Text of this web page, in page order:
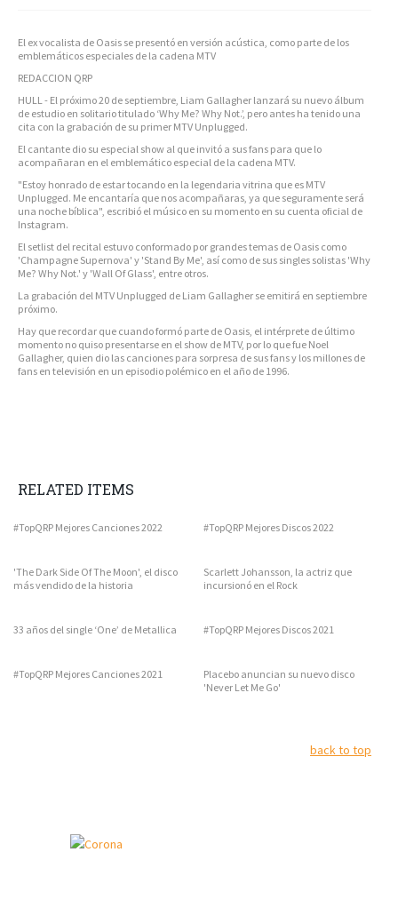
El ex vocalista de Oasis se presentó en versión acústica, como parte de los
emblemáticos especiales de la cadena MTV
REDACCION QRP
HULL - El próximo 20 de septiembre, Liam Gallagher lanzará su nuevo álbum
de estudio en solitario titulado ‘Why Me? Why Not.’, pero antes ha tenido una
cita con la grabación de su primer MTV Unplugged.
El cantante dio su especial show al que invitó a sus fans para que lo
acompañaran en el emblemático especial de la cadena MTV.
"Estoy honrado de estar tocando en la legendaria vitrina que es MTV
Unplugged. Me encantaría que nos acompañaras, ya que seguramente será
una noche bíblica", escribió el músico en su momento en su cuenta oficial de
Instagram.
El setlist del recital estuvo conformado por grandes temas de Oasis como
'Champagne Supernova' y 'Stand By Me', así como de sus singles solistas 'Why
Me? Why Not.' y 'Wall Of Glass', entre otros.
La grabación del MTV Unplugged de Liam Gallagher se emitirá en septiembre
próximo.
Hay que recordar que cuando formó parte de Oasis, el intérprete de último
momento no quiso presentarse en el show de MTV, por lo que fue Noel
Gallagher, quien dio las canciones para sorpresa de sus fans y los millones de
fans en televisión en un episodio polémico en el año de 1996.
RELATED ITEMS
#TopQRP Mejores Canciones 2022 #TopQRP Mejores Discos 2022
'The Dark Side Of The Moon', el disco
más vendido de la historia
Scarlett Johansson, la actriz que
incursionó en el Rock
33 años del single ‘One’ de Metallica #TopQRP Mejores Discos 2021
#TopQRP Mejores Canciones 2021
Placebo anuncian su nuevo disco
'Never Let Me Go'
back to top